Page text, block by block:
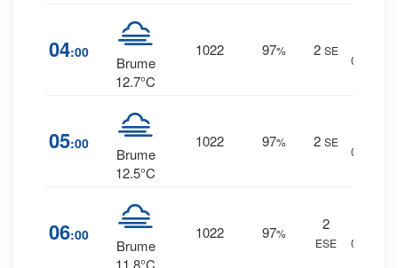
04:00
Brume
12.7°C
1022 97% 2 SE
0 mm.
05:00
Brume
12.5°C
1022 97% 2 SE
0 mm.
06:00
Brume
11.8°C
1022 97%
2
ESE
0 mm.